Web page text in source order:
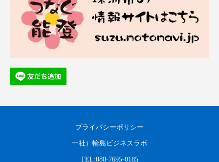
プライバシーポリシー
一社）輪島ビジネスラボ
TEL:080-7695-0185